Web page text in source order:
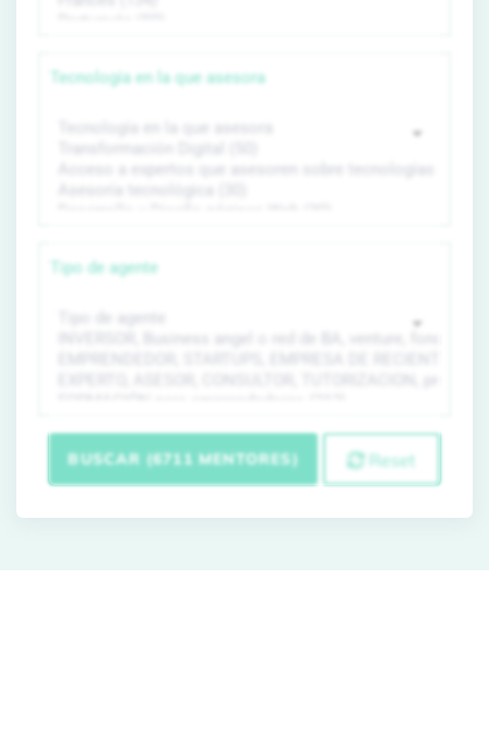
Tecnología en la que asesora
Tipo de agente
BUSCAR (6711 MENTORES) Reset